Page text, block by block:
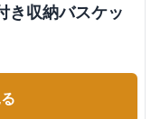
き収納バスケッ